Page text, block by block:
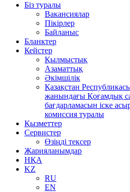
Біз туралы
Вакансиялар
Пікірлер
Байланыс
Бланктер
Кейстер
Қылмыстық
Азаматтық
Әкімшілік
Қазақстан
жанындағы Қоғамдық
бағдарламасын іске
комиссия туралы
Қызметтер
Сервистер
Өзіңді тексер
Жарияланымдар
НҚА
KZ
RU
EN